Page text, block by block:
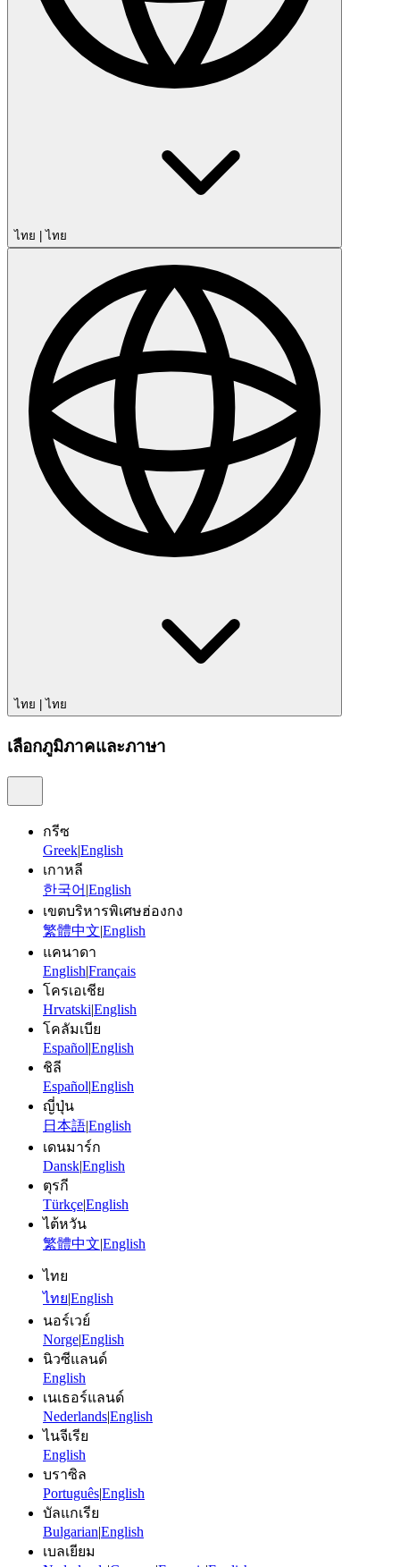
ไทย ไทย
ไทย ไทย
เลือกภูมิภาคและภาษา
กรีซ
Greek|English
เกาหลี
한국어 |English
เขตบริหารพิเศษฮ่องกง
繁體中文|English
แคนาดา
English|Français
โครเอเชีย
Hrvatski|English
โคลัมเบีย
Español|English
ชิลี
Español|English
ญี่ปุ่น
日本語|English
เดนมาร์ก
Dansk|English
ตุรกี
Türkçe|English
ไต้หวัน
繁體中文|English
ไทย
ไทย|English
นอร์เวย์
Norge|English
นิวซีแลนด์
English
เนเธอร์แลนด์
Nederlands|English
ไนจีเรีย
English
บราซิล
Português|English
บัลแกเรีย
Bulgarian|English
เบลเยียม